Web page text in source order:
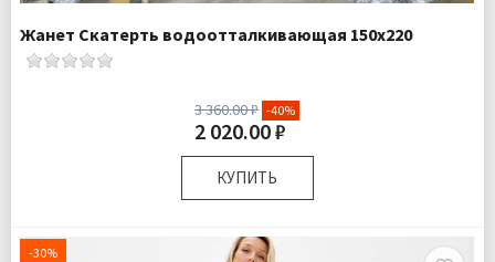
Жанет Скатерть водоотталкивающая 150х220
3 360.00 ₽ -40%
2 020.00 ₽
КУПИТЬ
-30%